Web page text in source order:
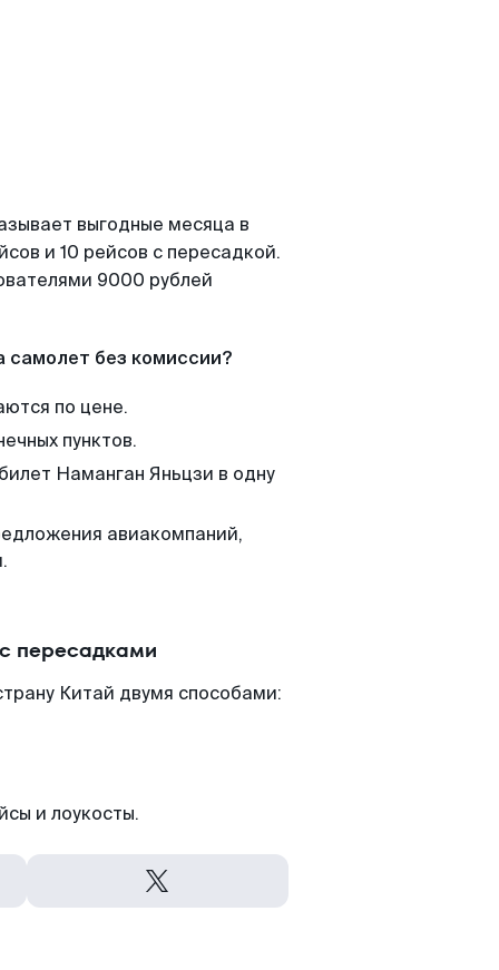
выгодные месяца в
и 10 рейсов с пересадкой.
9000 рублей
самолет без комиссии?
по цене.
пунктов.
Наманган Яньцзи в одну
авиакомпаний,
пересадками
Китай двумя способами:
и лоукосты.